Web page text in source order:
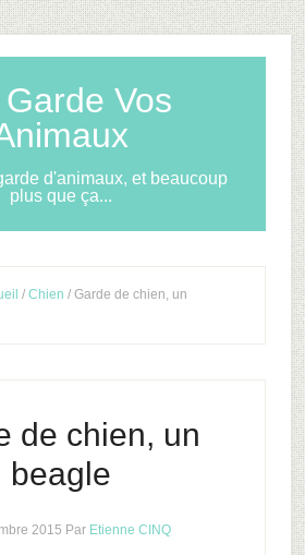
Vos
d'animaux, et beaucoup
plus que ça...
/ Chien / Garde de chien, un
de chien, un
beagle
2015 Par Etienne CINQ